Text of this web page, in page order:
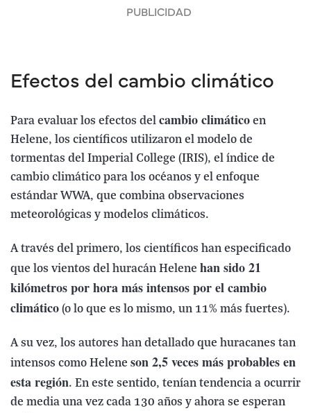
Efectos del cambio climático
Para evaluar los efectos del cambio climático en
Helene, los científicos utilizaron el modelo de
tormentas del Imperial College (IRIS), el índice de
cambio climático para los océanos y el enfoque
estándar WWA, que combina observaciones
meteorológicas y modelos climáticos.
A través del primero, los científicos han especificado
que los vientos del huracán Helene han sido 21
kilómetros por hora más intensos por el cambio
climático (o lo que es lo mismo, un 11% más fuertes).
A su vez, los autores han detallado que huracanes tan
intensos como Helene son 2,5 veces más probables en
esta región. En este sentido, tenían tendencia a ocurrir
de media una vez cada 130 años y ahora se esperan